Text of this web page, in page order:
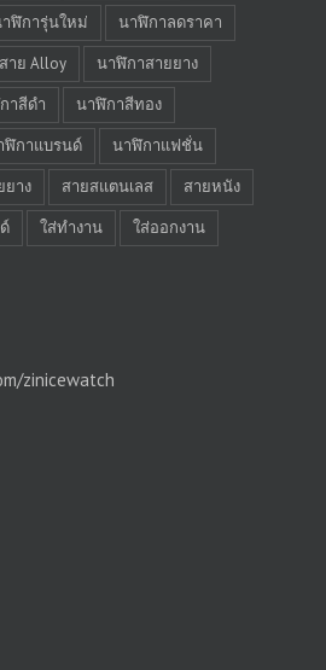
ฬิการุ่นใหม่
นาฬิกาลดราคา
าย Alloy
นาฬิกาสายยาง
าสีดำ
นาฬิกาสีทอง
ฬิกาแบรนด์
นาฬิกาแฟชั่น
ยาง สายสแตนเลส
สายหนัง
ใส่ทำงาน ใส่ออกงาน
zinicewatch